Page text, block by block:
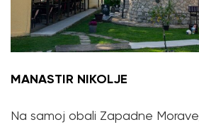
MANASTIR NIKOLJE
Na samoj obali Zapadne